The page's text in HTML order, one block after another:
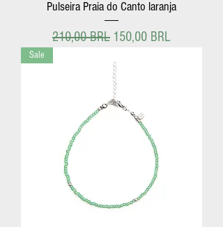
Pulseira Praia do Canto laranja
Precio
210,00 BRL Precio de oferta
150,00 BRL
Sale